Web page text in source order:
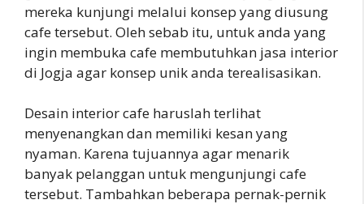
mereka kunjungi melalui konsep yang diusung
cafe tersebut. Oleh sebab itu, untuk anda yang
ingin membuka cafe membutuhkan jasa interior
di Jogja agar konsep unik anda terealisasikan.
Desain interior cafe haruslah terlihat
menyenangkan dan memiliki kesan yang
nyaman. Karena tujuannya agar menarik
banyak pelanggan untuk mengunjungi cafe
tersebut. Tambahkan beberapa pernak-pernik